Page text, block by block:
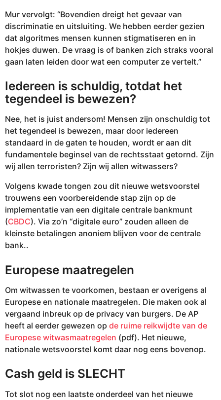
Mur vervolgt: “Bovendien dreigt het gevaar van
discriminatie en uitsluiting. We hebben eerder gezien
dat algoritmes mensen kunnen stigmatiseren en in
hokjes duwen. De vraag is of banken zich straks vooral
gaan laten leiden door wat een computer ze vertelt.”
Iedereen is schuldig, totdat het
tegendeel is bewezen?
Nee, het is juist andersom! Mensen zijn onschuldig tot
het tegendeel is bewezen, maar door iedereen
standaard in de gaten te houden, wordt er aan dit
fundamentele beginsel van de rechtsstaat getornd. Zijn
wij allen terroristen? Zijn wij allen witwassers?
Volgens kwade tongen zou dit nieuwe wetsvoorstel
trouwens een voorbereidende stap zijn op de
implementatie van een digitale centrale bankmunt
(CBDC). Via zo’n “digitale euro” zouden alleen de
kleinste betalingen anoniem blijven voor de centrale
bank..
Europese maatregelen
Om witwassen te voorkomen, bestaan er overigens al
Europese en nationale maatregelen. Die maken ook al
vergaand inbreuk op de privacy van burgers. De AP
heeft al eerder gewezen op de ruime reikwijdte van de
Europese witwasmaatregelen (pdf). Het nieuwe,
nationale wetsvoorstel komt daar nog eens bovenop.
Cash geld is SLECHT
Tot slot nog een laatste onderdeel van het nieuwe